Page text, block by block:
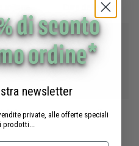
Cura delle mani
viso Regali
di sconto
ordine*
newsletter
private, alle offerte speciali